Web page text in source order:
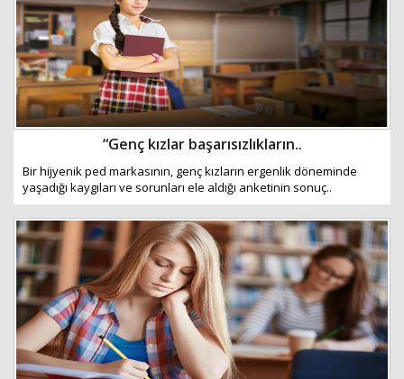
“Genç kızlar başarısızlıkların..
Bir hijyenik ped markasının, genç kızların ergenlik döneminde
yaşadığı kaygıları ve sorunları ele aldığı anketinin sonuç..